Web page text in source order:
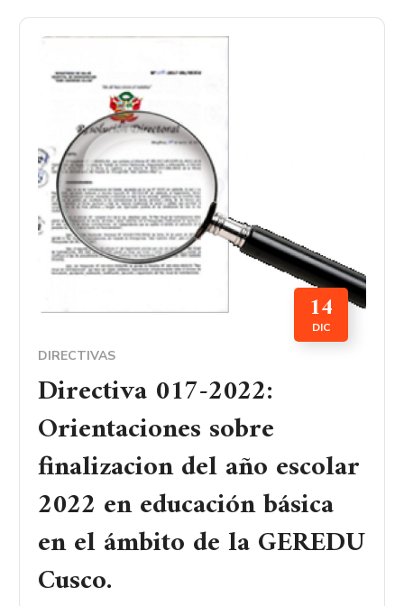
14
DIC
DIRECTIVAS
Directiva 017-2022:
Orientaciones sobre
finalizacion del año escolar
2022 en educación básica
en el ámbito de la GEREDU
Cusco.